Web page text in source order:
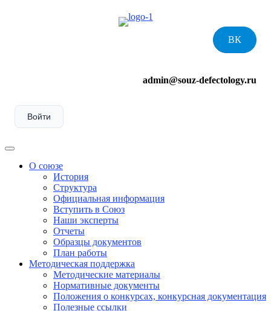
ВК
admin@souz-defectology.ru
Войти
Menu
О союзе
История
Структура
Официальная информация
Вступить в Союз
Наши эксперты
Отчеты
Образцы документов
План работы
Методическая поддержка
Методические материалы
Нормативные документы
Положения о конкурсах, конкурсная документация
Полезные ссылки